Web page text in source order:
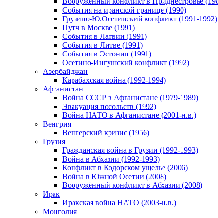
События на иранской границе (1990)
Грузино-Ю.Осетинский конфликт (1991-1992)
Путч в Москве (1991)
События в Латвии (1991)
События в Литве (1991)
События в Эстонии (1991)
Осетино-Ингушский конфликт (1992)
Азербайджан
Карабахская война (1992-1994)
Афганистан
Война СССР в Афганистане (1979-1989)
Эвакуация посольств (1992)
Война НАТО в Афганистане (2001-н.в.)
Венгрия
Венгерский кризис (1956)
Грузия
Гражданская война в Грузии (1992-1993)
Война в Абхазии (1992-1993)
Конфликт в Кодорском ущелье (2006)
Война в Южной Осетии (2008)
Вооружённый конфликт в Абхазии (2008)
Ирак
Иракская война НАТО (2003-н.в.)
Монголия